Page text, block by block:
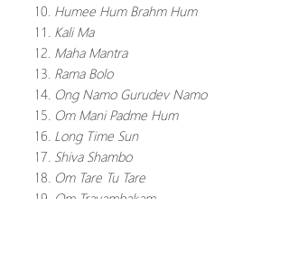
Humee Hum Brahm Hum
Kali Ma
Maha Mantra
Rama Bolo
Ong Namo Gurudev Namo
Om Mani Padme Hum
Long Time Sun
Shiva Shambo
Om Tare Tu Tare
Om Trayambakam